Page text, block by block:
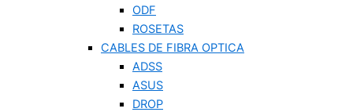
ODF
ROSETAS
CABLES DE FIBRA OPTICA
ADSS
ASUS
DROP